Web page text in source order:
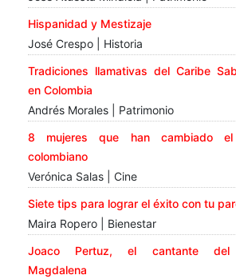
Hispanidad y Mestizaje
José Crespo | Historia
Tradiciones llamativas del Caribe
en Colombia
Andrés Morales | Patrimonio
8 mujeres que han cambiado el
colombiano
Verónica Salas | Cine
Siete tips para lograr el éxito con tu
Maira Ropero | Bienestar
Joaco Pertuz, el cantante del
Magdalena